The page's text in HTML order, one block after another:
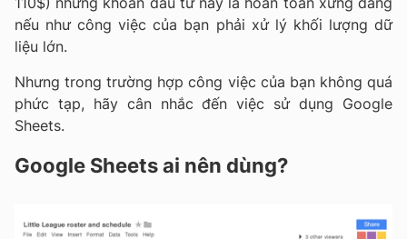
nếu như công việc của bạn phải xử lý khối lượng dữ
liệu lớn.
Nhưng trong trường hợp công việc của bạn không quá
phức tạp, hãy cân nhắc đến việc sử dụng Google
Sheets.
Google Sheets ai nên dùng?